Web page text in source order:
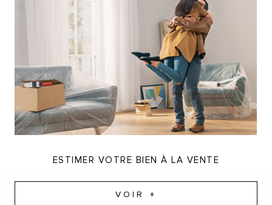
ESTIMER VOTRE BIEN À LA VENTE
VOIR +